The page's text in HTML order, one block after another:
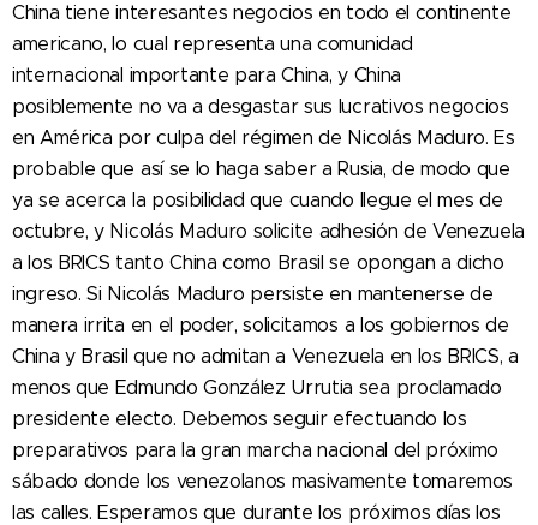
China tiene interesantes negocios en todo el continente
americano, lo cual representa una comunidad
internacional importante para China, y China
posiblemente no va a desgastar sus lucrativos negocios
en América por culpa del régimen de Nicolás Maduro. Es
probable que así se lo haga saber a Rusia, de modo que
ya se acerca la posibilidad que cuando llegue el mes de
octubre, y Nicolás Maduro solicite adhesión de Venezuela
a los BRICS tanto China como Brasil se opongan a dicho
ingreso. Si Nicolás Maduro persiste en mantenerse de
manera irrita en el poder, solicitamos a los gobiernos de
China y Brasil que no admitan a Venezuela en los BRICS, a
menos que Edmundo González Urrutia sea proclamado
presidente electo. Debemos seguir efectuando los
preparativos para la gran marcha nacional del próximo
sábado donde los venezolanos masivamente tomaremos
las calles. Esperamos que durante los próximos días los